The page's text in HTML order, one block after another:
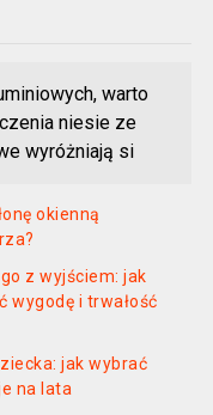
warto
niesie ze
wyróżniają si
okienną
z wyjściem: jak
wygodę i trwałość
jak wybrać
na lata